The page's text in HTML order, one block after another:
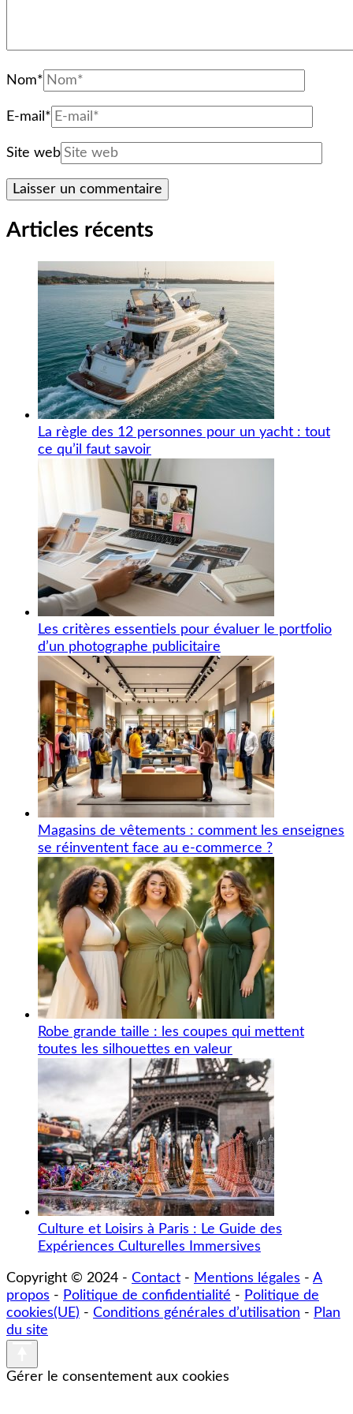
Nom*
E-mail *
Site web
Articles récents
La règle des 12 personnes pour un yacht : tout
ce qu’il faut savoir
Les critères essentiels pour évaluer le portfolio
d’un photographe publicitaire
Magasins de vêtements : comment les enseignes
se réinventent face au e-commerce ?
Robe grande taille : les coupes qui mettent
toutes les silhouettes en valeur
Culture et Loisirs à Paris : Le Guide des
Expériences Culturelles Immersives
Copyright © 2024 - Contact - Mentions légales - A
propos - Politique de confidentialité - Politique de
cookies(UE) - Conditions générales d’utilisation - Plan
du site
L'hexagone
Partenaire
Gérer le consentement aux cookies